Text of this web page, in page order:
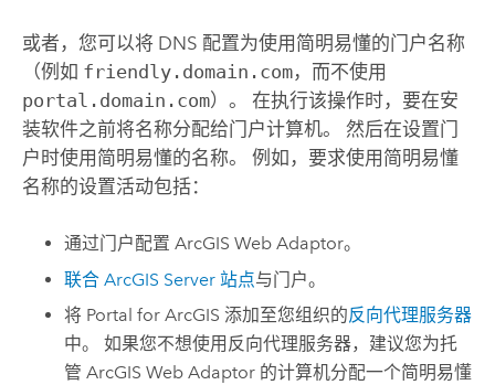
或者，您可以将 DNS 配置为使用简明易懂的门户名称
（例如 friendly.domain.com，而不使用
portal.domain.com）。 在执行该操作时，要在安
装软件之前将名称分配给门户计算机。 然后在设置门
户时使用简明易懂的名称。 例如，要求使用简明易懂
名称的设置活动包括：
通过门户配置ArcGIS Web Adaptor。
联合ArcGIS Server 站点与门户。
将 Portal for ArcGIS 添加至您组织的反向代理服务器
中。 如果您不想使用反向代理服务器，建议您为托
管ArcGIS Web Adaptor 的计算机分配一个简明易懂